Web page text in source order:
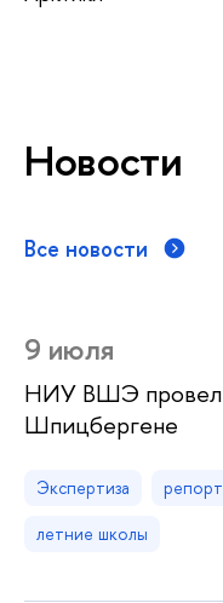
Новости
Все новости
9 июля
НИУ ВШЭ провел
Шпицбергене
Экспертиза
летние школы